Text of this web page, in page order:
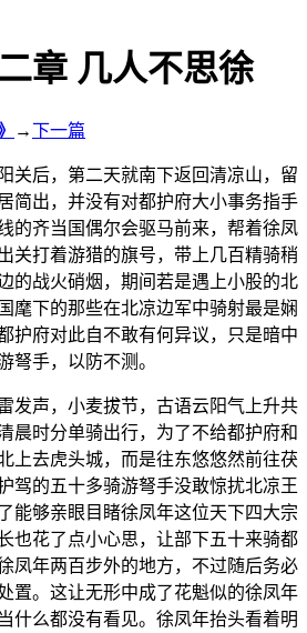
章 几人不思徐
→下一篇
关后，第二天就南下返回清凉山，留
简出，并没有对都护府大小事务指手
的齐当国偶尔会驱马前来，帮着徐凤
关打着游猎的旗号，带上几百精骑稍
的战火硝烟，期间若是遇上小股的北
麾下的那些在北凉边军中骑射最是娴
护府对此自不敢有何异议，只是暗中
弩手，以防不测。
发声，小麦拔节，古语云阳气上升共
晨时分单骑出行，为了不给都护府和
上去虎头城，而是往东悠悠然前往茯
驾的五十多骑游弩手没敢惊扰北凉王
能够亲眼目睹徐凤年这位天下四大宗
也花了点小心思，让部下五十来骑都
凤年两百步外的地方，不过随后务必
置。这让无形中成了花魁似的徐凤年
什么都没有看见。徐凤年抬头看着明